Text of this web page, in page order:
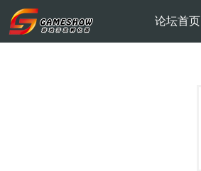
论坛首页